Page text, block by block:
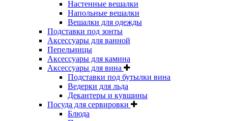
Настенные вешалки
Напольные вешалки
Вешалки для одежды
Подставки под зонты
Аксессуары для ванной
Пепельницы
Аксессуары для камина
Аксессуары для вина
Подставки под бутылки вина
Ведерки для льда
Декантеры и кувшины
Посуда для сервировки
Блюда